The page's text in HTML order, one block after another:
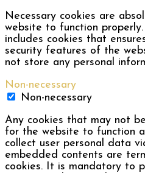
Necessary cookies are
website to function
includes cookies that
security features of the
not store any personal
Non-necessary
Non-necessary
Any cookies that may not
for the website to function
collect user personal data
embedded contents are
cookies. It is mandatory to